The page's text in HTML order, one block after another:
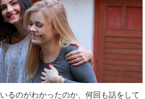
るのがわかったのか、何回も話をして